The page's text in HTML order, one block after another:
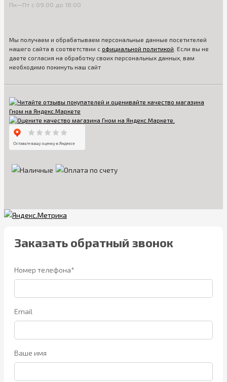
Пн—Пт с 09:00 до 18:00
Мы получаем и обрабатываем персональные данные посетителей
нашего сайта в соответствии с официальной политикой . Если вы не
даете согласия на обработку своих персональных данных, вам
необходимо покинуть наш сайт
Заказать обратный звонок
Номер телефона*
Email
Ваше имя